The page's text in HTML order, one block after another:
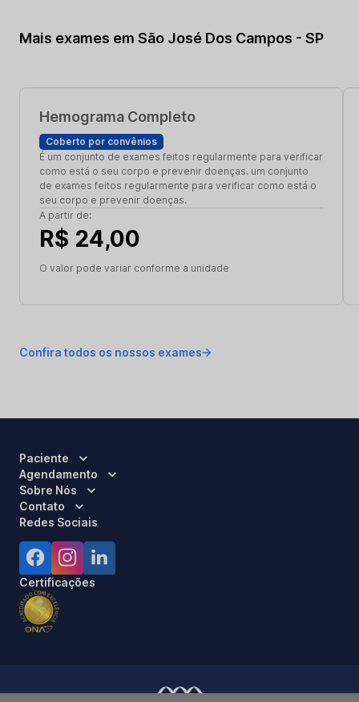
Mais exames em São José Dos Campos - SP
Hemograma Completo
Coberto por convênios
É um conjunto de exames feitos regularmente para verificar
como está o seu corpo e prevenir doenças. um conjunto
de exames feitos regularmente para verificar como está o
seu corpo e prevenir doenças.
A partir de:
R$ 24,00
O valor pode variar conforme a unidade
Confira todos os nossos exames
Paciente
Agendamento
Sobre Nós
Contato
Redes Sociais
Certificações